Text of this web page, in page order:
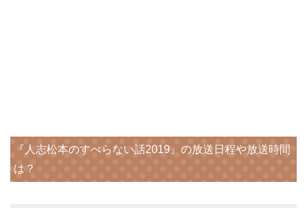
『人志松本のすべらない話2019』の放送日程や放送時間
は？